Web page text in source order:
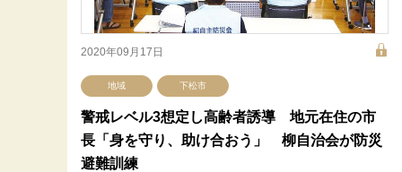
2020年09月17日
地域 下松市
警戒レベル3想定し高齢者誘導 地元在住の市
長「身を守り、助け合おう」 柳自治会が防災
避難訓練